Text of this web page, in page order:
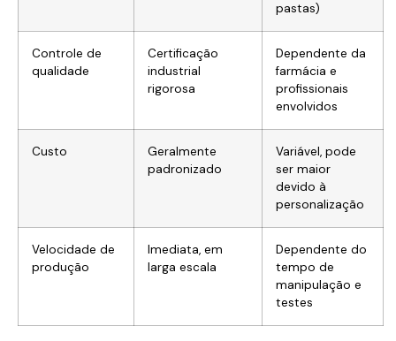
pastas)
Controle de
qualidade
Certificação
industrial
rigorosa
Dependente da
farmácia e
profissionais
envolvidos
Custo
Geralmente
padronizado
Variável, pode
ser maior
devido à
personalização
Velocidade de
produção
Imediata, em
larga escala
Dependente do
tempo de
manipulação e
testes